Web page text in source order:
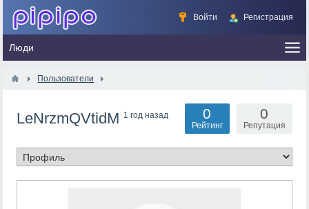
Войти Регистрация
Пользователи
LeNrzmQVtidM 1 год назад 0
Репутация
0
Рейтинг